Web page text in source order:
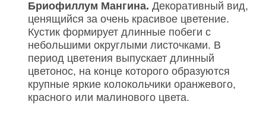
Бриофиллум Мангина.Декоративный вид,
ценящийся за очень красивое цветение.
Кустик формирует длинные побеги с
небольшими округлыми листочками. В
период цветения выпускает длинный
цветонос, на конце которого образуются
крупные яркие колокольчики оранжевого,
красного или малинового цвета.